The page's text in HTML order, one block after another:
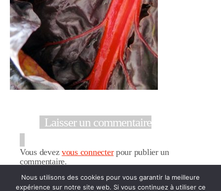
Laisser un commentaire
Vous devezvous connecterpour publier un
commentaire.
Nous utilisons des cookies pour vous garantir la meilleure
expérience sur notre site web. Si vous continuez à utiliser ce